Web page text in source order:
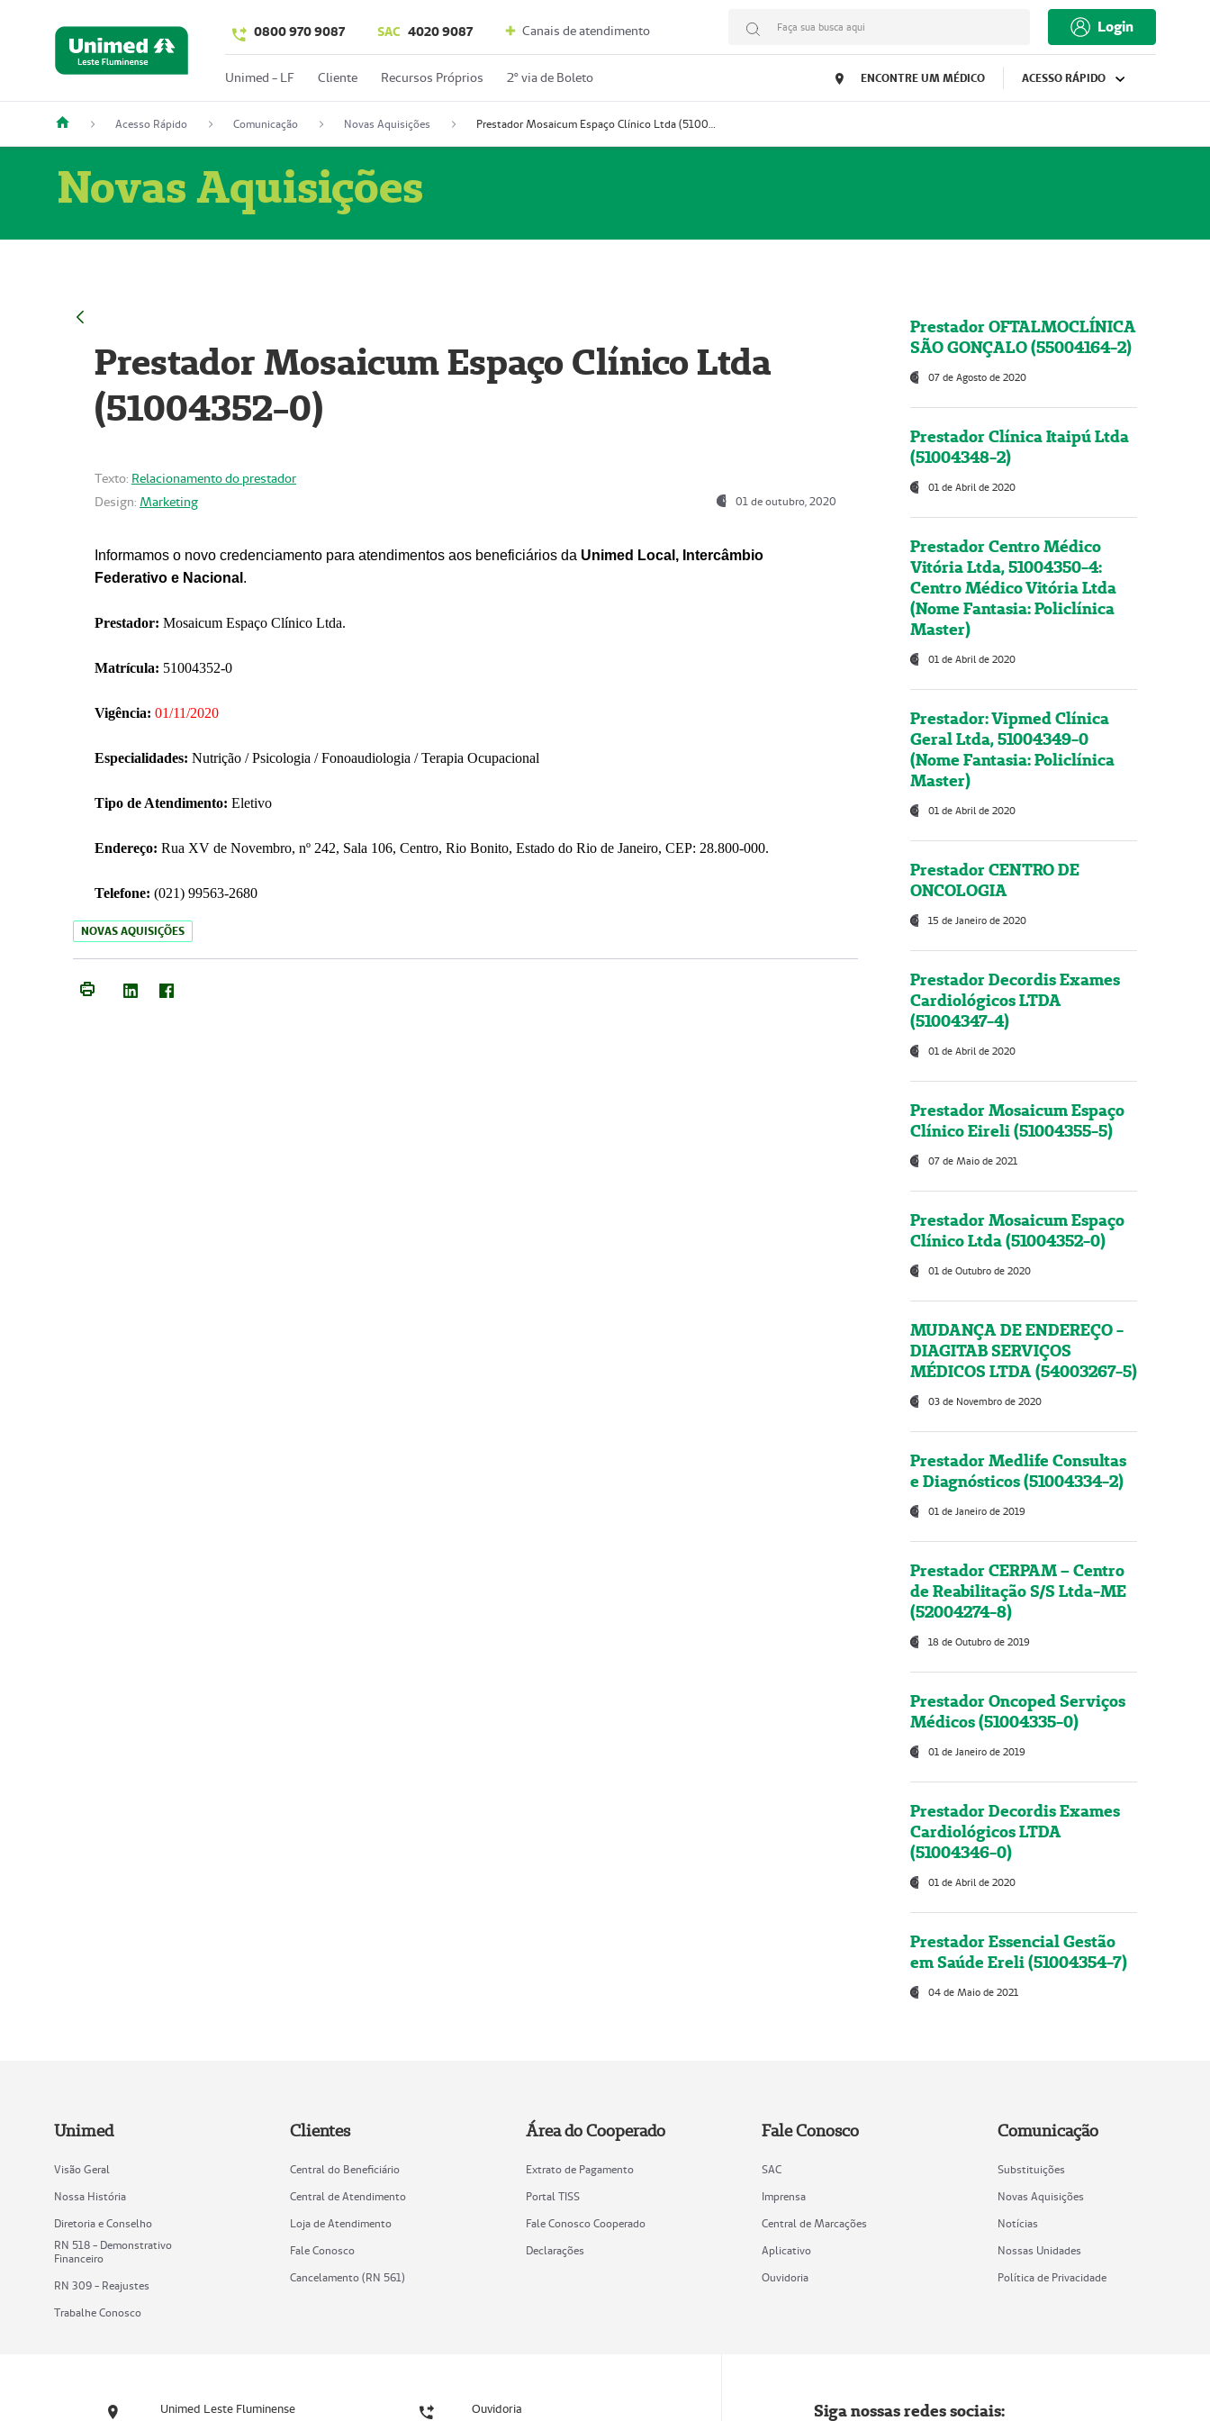
0800 970 9087 SAC 4020 9087 Canais de atendimento Faça sua busca aqui Login
Unimed - LF Cliente Recursos Próprios 2º via de Boleto ENCONTRE UM MÉDICO ACESSO RÁPIDO
Acesso Rápido Comunicação Novas Aquisições Prestador Mosaicum Espaço Clínico Ltda (51004352-0)
Novas Aquisições
Prestador Mosaicum Espaço Clínico Ltda
(51004352-0)
Texto: Relacionamento do prestador
Design: Marketing 01 de outubro, 2020
Informamos o novo credenciamento para atendimentos aos beneficiários da Unimed Local, Intercâmbio
Federativo e Nacional .
Prestador: Mosaicum Espaço Clínico Ltda.
Matrícula: 51004352-0
Vigência: 01/11/2020
Especialidades: Nutrição / Psicologia / Fonoaudiologia / Terapia Ocupacional
Tipo de Atendimento: Eletivo
Endereço: Rua XV de Novembro, nº 242, Sala 106, Centro, Rio Bonito, Estado do Rio de Janeiro, CEP: 28.800-000.
Telefone: (021) 99563-2680
NOVAS AQUISIÇÕES
Prestador OFTALMOCLÍNICA
SÃO GONÇALO (55004164-2)
07 de Agosto de 2020
Prestador Clínica Itaipú Ltda
(51004348-2)
01 de Abril de 2020
Prestador Centro Médico
Vitória Ltda, 51004350-4:
Centro Médico Vitória Ltda
(Nome Fantasia: Policlínica
Master)
01 de Abril de 2020
Prestador: Vipmed Clínica
Geral Ltda, 51004349-0
(Nome Fantasia: Policlínica
Master)
01 de Abril de 2020
Prestador CENTRO DE
ONCOLOGIA
15 de Janeiro de 2020
Prestador Decordis Exames
Cardiológicos LTDA
(51004347-4)
01 de Abril de 2020
Prestador Mosaicum Espaço
Clínico Eireli (51004355-5)
07 de Maio de 2021
Prestador Mosaicum Espaço
Clínico Ltda (51004352-0)
01 de Outubro de 2020
MUDANÇA DE ENDEREÇO -
DIAGITAB SERVIÇOS
MÉDICOS LTDA (54003267-5)
03 de Novembro de 2020
Prestador Medlife Consultas
e Diagnósticos (51004334-2)
01 de Janeiro de 2019
Prestador CERPAM – Centro
de Reabilitação S/S Ltda-ME
(52004274-8)
18 de Outubro de 2019
Prestador Oncoped Serviços
Médicos (51004335-0)
01 de Janeiro de 2019
Prestador Decordis Exames
Cardiológicos LTDA
(51004346-0)
01 de Abril de 2020
Prestador Essencial Gestão
em Saúde Ereli (51004354-7)
04 de Maio de 2021
Unimed
Visão Geral
Nossa História
Diretoria e Conselho
RN 518 - Demonstrativo
Financeiro
RN 309 - Reajustes
Trabalhe Conosco
Clientes
Central do Beneficiário
Central de Atendimento
Loja de Atendimento
Fale Conosco
Cancelamento (RN 561)
Área do Cooperado
Extrato de Pagamento
Portal TISS
Fale Conosco Cooperado
Declarações
Fale Conosco
SAC
Imprensa
Central de Marcações
Aplicativo
Ouvidoria
Comunicação
Substituições
Novas Aquisições
Notícias
Nossas Unidades
Política de Privacidade
Unimed Leste Fluminense Ouvidoria Siga nossas redes sociais: